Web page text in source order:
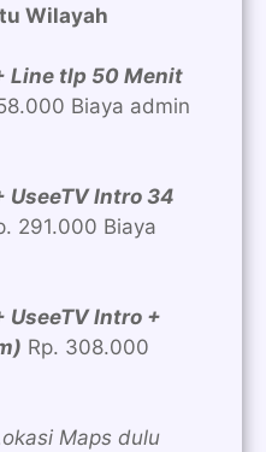
Wilayah
Line tlp 50 Menit
Biaya admin
Intro 34
291.000 Biaya
Intro +
Rp. 308.000
Maps dulu